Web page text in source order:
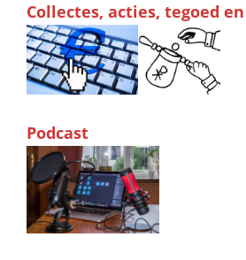
Collectes, acties, tegoed
Podcast